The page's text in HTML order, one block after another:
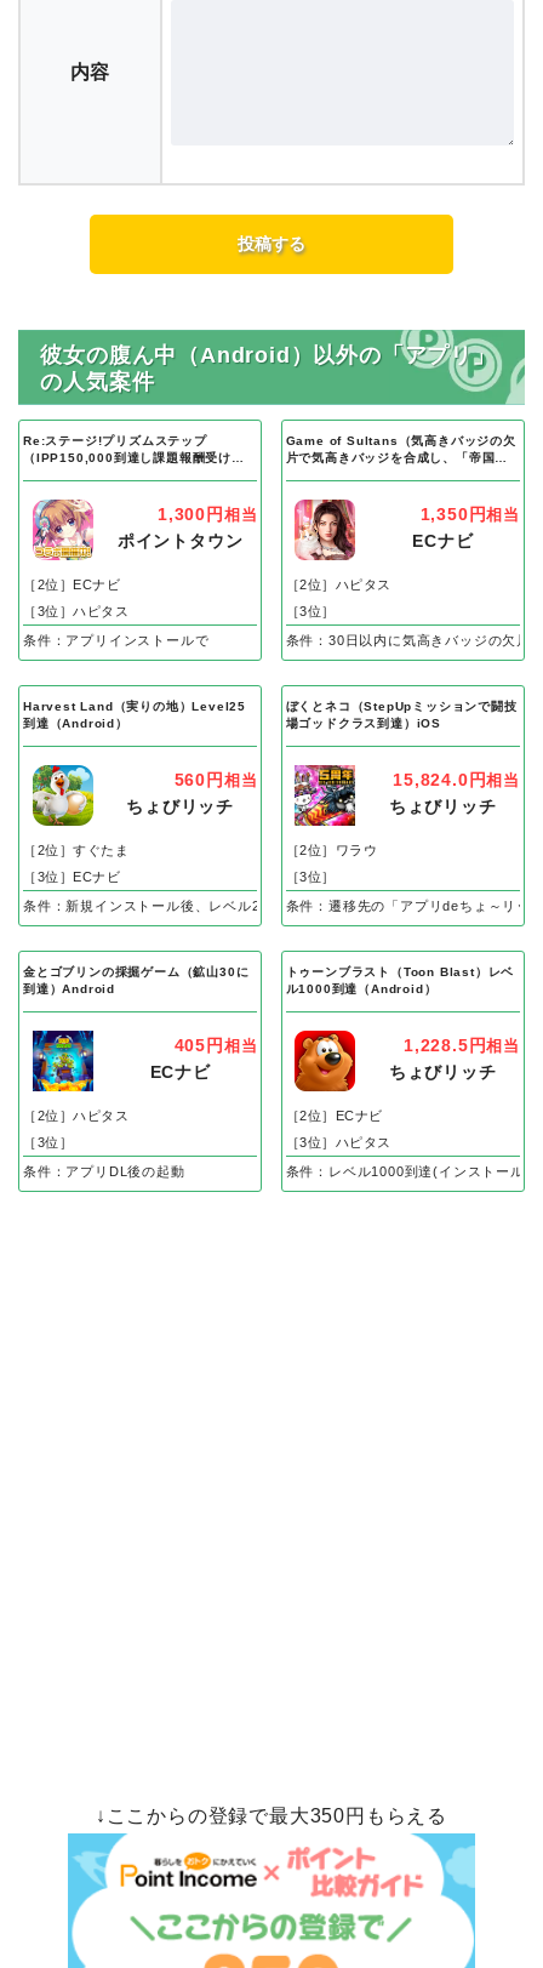
内容
彼女の腹ん中（Android）以外の「アプリ」
の人気案件
Re:ステージ!プリズムステップ
（IPP150,000到達し課題報酬受け取
1,300円 相当
ポイントタウン
［2位］ECナビ
［3位］ハピタス
条件：アプリインストールで
Game of Sultans（気高きバッジの欠
片で気高きバッジを合成し、「帝国五
1,350円相当
ECナビ
［2位］ハピタス
［3位］
条件：30日以内に気高きバッジの欠片
Harvest Land（実りの地）Level25
到達（Android）
560円 相当
ちょびリッチ
［2位］すぐたま
［3位］ECナビ
条件：新規インストール後、レベル25到達で成果
ぼくとネコ（StepUpミッションで闘技
場ゴッドクラス到達）iOS
15,824.0円相当
ちょびリッチ
［2位］ワラウ
［3位］
条件：遷移先の「アプリdeちょ～リッ
金とゴブリンの採掘ゲーム（鉱山30に
到達）Android
405円 相当
ECナビ
［2位］ハピタス
［3位］
条件：アプリDL後の起動
トゥーンブラスト（Toon Blast）レベ
ル1000到達（Android）
1,228.5円相当
ちょびリッチ
［2位］ECナビ
［3位］ハピタス
条件：レベル1000到達(インストール後
↓ここからの登録で最大350円もらえる